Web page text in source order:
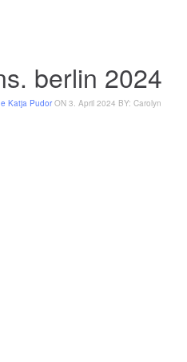
berlin 2024
Katja Pudor ON 3. April 2024 BY: Carolyn